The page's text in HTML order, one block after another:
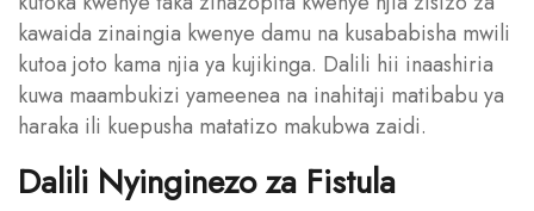
kawaida zinaingia kwenye damu na kusababisha mwili
kutoa joto kama njia ya kujikinga. Dalili hii inaashiria
kuwa maambukizi yameenea na inahitaji matibabu ya
haraka ili kuepusha matatizo makubwa zaidi.
Dalili Nyinginezo za Fistula